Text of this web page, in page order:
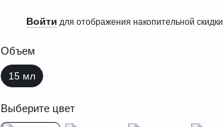
Войти для отображения накопительной скидки
Объем
15 мл
Выберите цвет